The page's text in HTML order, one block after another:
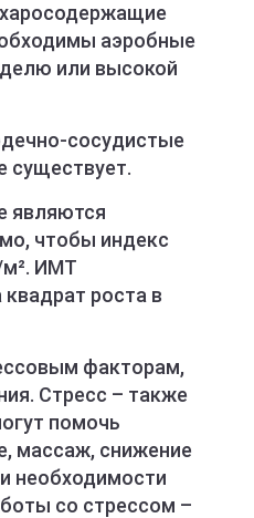
аэробные
или высокой
сосудистые
существует.
являются
чтобы индекс
м². ИМТ
роста в
факторам,
Стресс – также
помочь
массаж, снижение
необходимости
со стрессом –